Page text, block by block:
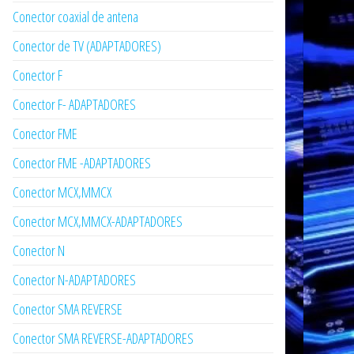
Conector coaxial de antena
Conector de TV (ADAPTADORES)
Conector F
Conector F- ADAPTADORES
Conector FME
Conector FME -ADAPTADORES
Conector MCX,MMCX
Conector MCX,MMCX-ADAPTADORES
Conector N
Conector N-ADAPTADORES
Conector SMA REVERSE
Conector SMA REVERSE-ADAPTADORES